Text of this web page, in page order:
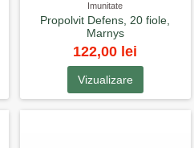
Imunitate
Propolvit Defens, 20 fiole,
Marnys
122,00 lei
Vizualizare